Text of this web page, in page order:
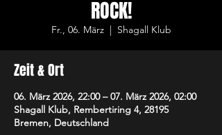
ROCK!
Fr., 06. März
  |
Shagall Klub
Zeit & Ort
06. März 2026, 22:00 – 07. März 2026, 02:00
Shagall Klub, Rembertiring 4, 28195
Bremen, Deutschland